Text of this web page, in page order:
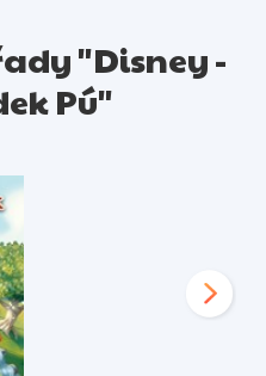
"Disney -
Pú"